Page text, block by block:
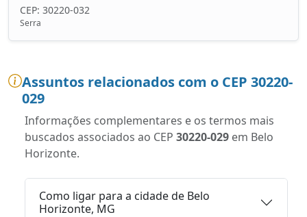
CEP: 30220-032
Serra
Assuntos relacionados com o CEP 30220-
029
Informações complementares e os termos mais
buscados associados ao CEP 30220-029 em Belo
Horizonte.
Como ligar para a cidade de Belo
Horizonte, MG